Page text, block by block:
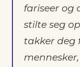
fariseer og
stilte seg
takker deg